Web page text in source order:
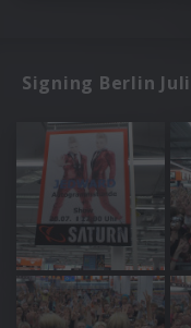
Signing Berlin